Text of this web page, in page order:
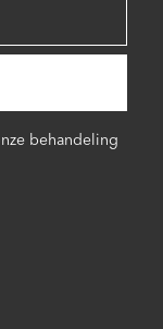
behandeling